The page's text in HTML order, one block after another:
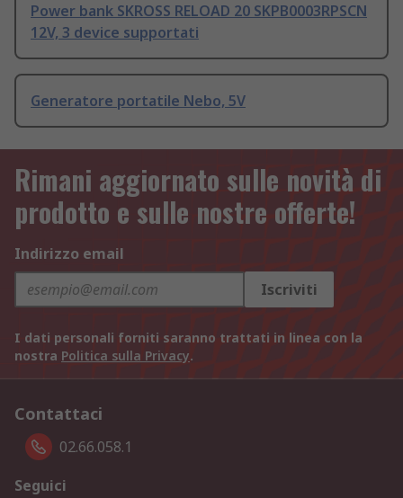
Power bank SKROSS RELOAD 20 SKPB0003RPSCN
12V, 3 device supportati
Generatore portatile Nebo, 5V
Rimani aggiornato sulle novità di
prodotto e sulle nostre offerte!
Indirizzo email
Iscriviti
I dati personali forniti saranno trattati in linea con la
nostra Politica sulla Privacy.
Contattaci
02.66.058.1
Seguici